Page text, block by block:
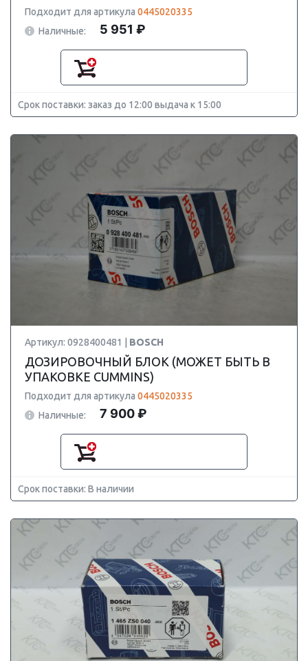
Подходит для артикула 0445020335
Наличные:
5 951 ₽
Срок поставки: заказ до 12:00 выдача к 15:00
Артикул: 0928400481 | BOSCH
ДОЗИРОВОЧНЫЙ БЛОК (МОЖЕТ БЫТЬ В
УПАКОВКЕ CUMMINS)
Подходит для артикула 0445020335
Наличные:
7 900 ₽
Срок поставки: В наличии